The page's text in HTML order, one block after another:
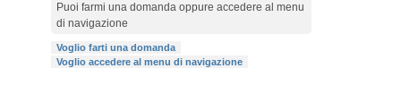
Puoi farmi una domanda oppure accedere al menu
di navigazione
Voglio farti una domanda
Voglio accedere al menu di navigazione